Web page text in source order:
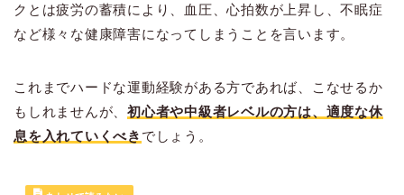
クとは疲労の蓄積により、血圧、心拍数が上昇し、不眠症
など様々な健康障害になってしまうことを言います。
これまでハードな運動経験がある方であれば、こなせるか
もしれませんが、初心者や中級者レベルの方は、適度な休
息を入れていくべき でしょう。